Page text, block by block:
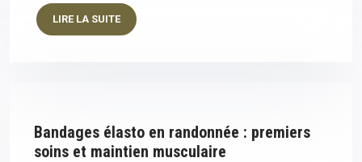
LIRE LA SUITE
Bandages élasto en randonnée : premiers
soins et maintien musculaire